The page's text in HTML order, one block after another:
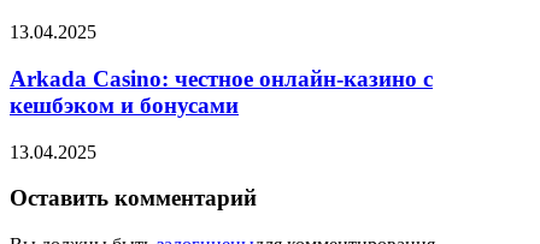
13.04.2025
Arkada Casino: честное онлайн-казино с
кешбэком и бонусами
13.04.2025
Оставить комментарий